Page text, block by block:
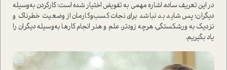
در این تعریف ساده، اشاره مهمی به تفویض اختیار شده ا‌ست: کار‌کردن به‌وسیله
دیگران؛ پس شاید بد نباشد برای نجات کسب‌وکارمان از وضعیت خطرناک و
نزدیک به ورشکستگی، هر‌چه زودتر، علم و هنر انجام کارها به‌وسیله دیگران را
یاد بگیریم.